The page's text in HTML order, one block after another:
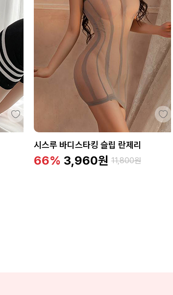
시스루 바디스타킹 슬립 란제리
66% 3,960원 11,800원